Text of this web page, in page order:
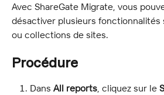
Avec ShareGate Migrate, vous
désactiver plusieurs
ou collections de sites.
Procédure
Dans All reports, cliquez sur le